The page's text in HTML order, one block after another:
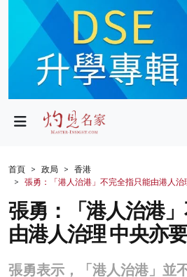
政局
財經
生活
健康
商業
首頁 政局
香港
張勇：「港人治港」不完全指只能由港人
張勇：「港人治港
由港人治理 中央亦
張勇表示，「港人治港」並